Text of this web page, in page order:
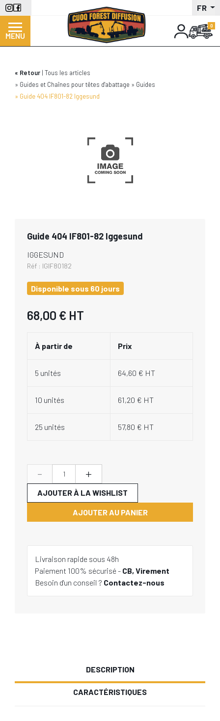
Aller
au
contenu
principal
FR
MENU
Retour Tous les articles
Guides et Chaînes pour têtes d'abattage
Guides
Guide 404 IF801-82 Iggesund
Guide 404 IF801-82 Iggesund
IGGESUND
Réf : IGIF80182
Disponible sous 60 jours
68,00 € HT
À partir de Prix
5 unités 64,60 € HT
10 unités 61,20 € HT
25 unités 57,80 € HT
- +
AJOUTER AU PANIER
AJOUTER À LA WISHLIST
Livraison rapide sous 48h
Paiement 100% sécurisé - CB, Virement
Besoin d'un conseil ? Contactez-nous
DESCRIPTION
CARACTÉRISTIQUES